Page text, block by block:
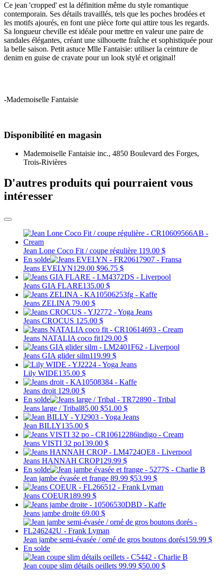
Ce jean 'cropped' est la définition même du style romantique
contemporain. Ses détails travaillés, tels que les poches brodées et
les motifs ajourés, en font une pièce forte qui attire tous les regards.
Sa longueur cheville est idéale pour mettre en valeur une paire de
sandales élégantes, créant une silhouette fraîche et sophistiquée pour
la belle saison. Petit astuce Mlle Fantaisie: utiliser la ceinture de
denim en guise de cravate pour un look stylé et original!
-Mademoiselle Fantaisie
Disponibilité en magasin
Mademoiselle Fantaisie inc., 4850 Boulevard des Forges,
Trois-Rivières
D'autres produits qui pourraient vous
intéresser
Jean Lone Coco Fit / coupe régulière 119.00 $
En solde
Jeans EVELYN129.00 $96.75 $
Jeans GIA FLARE135.00 $
Jeans ZELINA 79.00 $
Jeans CROCUS 125.00 $
Jeans NATALIA coco fit129.00 $
Jeans GIA glider silm119.99 $
Lily WIDE135.00 $
Jeans droit 129.00 $
En solde
Jeans large / Tribal85.00 $51.00 $
Jean BILLY135.00 $
Jeans VISTI 32 po139.00 $
Jeans HANNAH CROP129.99 $
En solde
Jean jambe évasée et frange 89.99 $53.99 $
Jeans COEUR189.99 $
Jeans jambe droite 69.00 $
Jean jambe semi-évasée / orné de gros boutons dorés159.99 $
En solde
Jean coupe slim détails oeillets 99.99 $50.00 $